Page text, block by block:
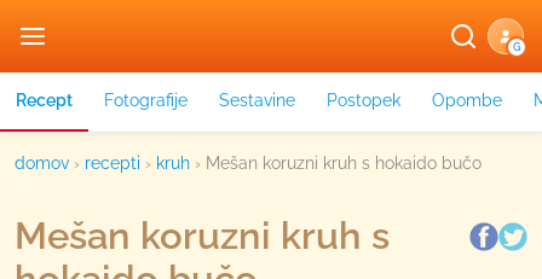
G
Recept Fotografije Sestavine Postopek Opombe
domov › recepti › kruh › Mešan koruzni kruh s hokaido bučo
Mešan koruzni kruh s